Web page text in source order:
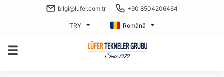
bilgi@lufer.com.tr +90 8504206464
TRY Română